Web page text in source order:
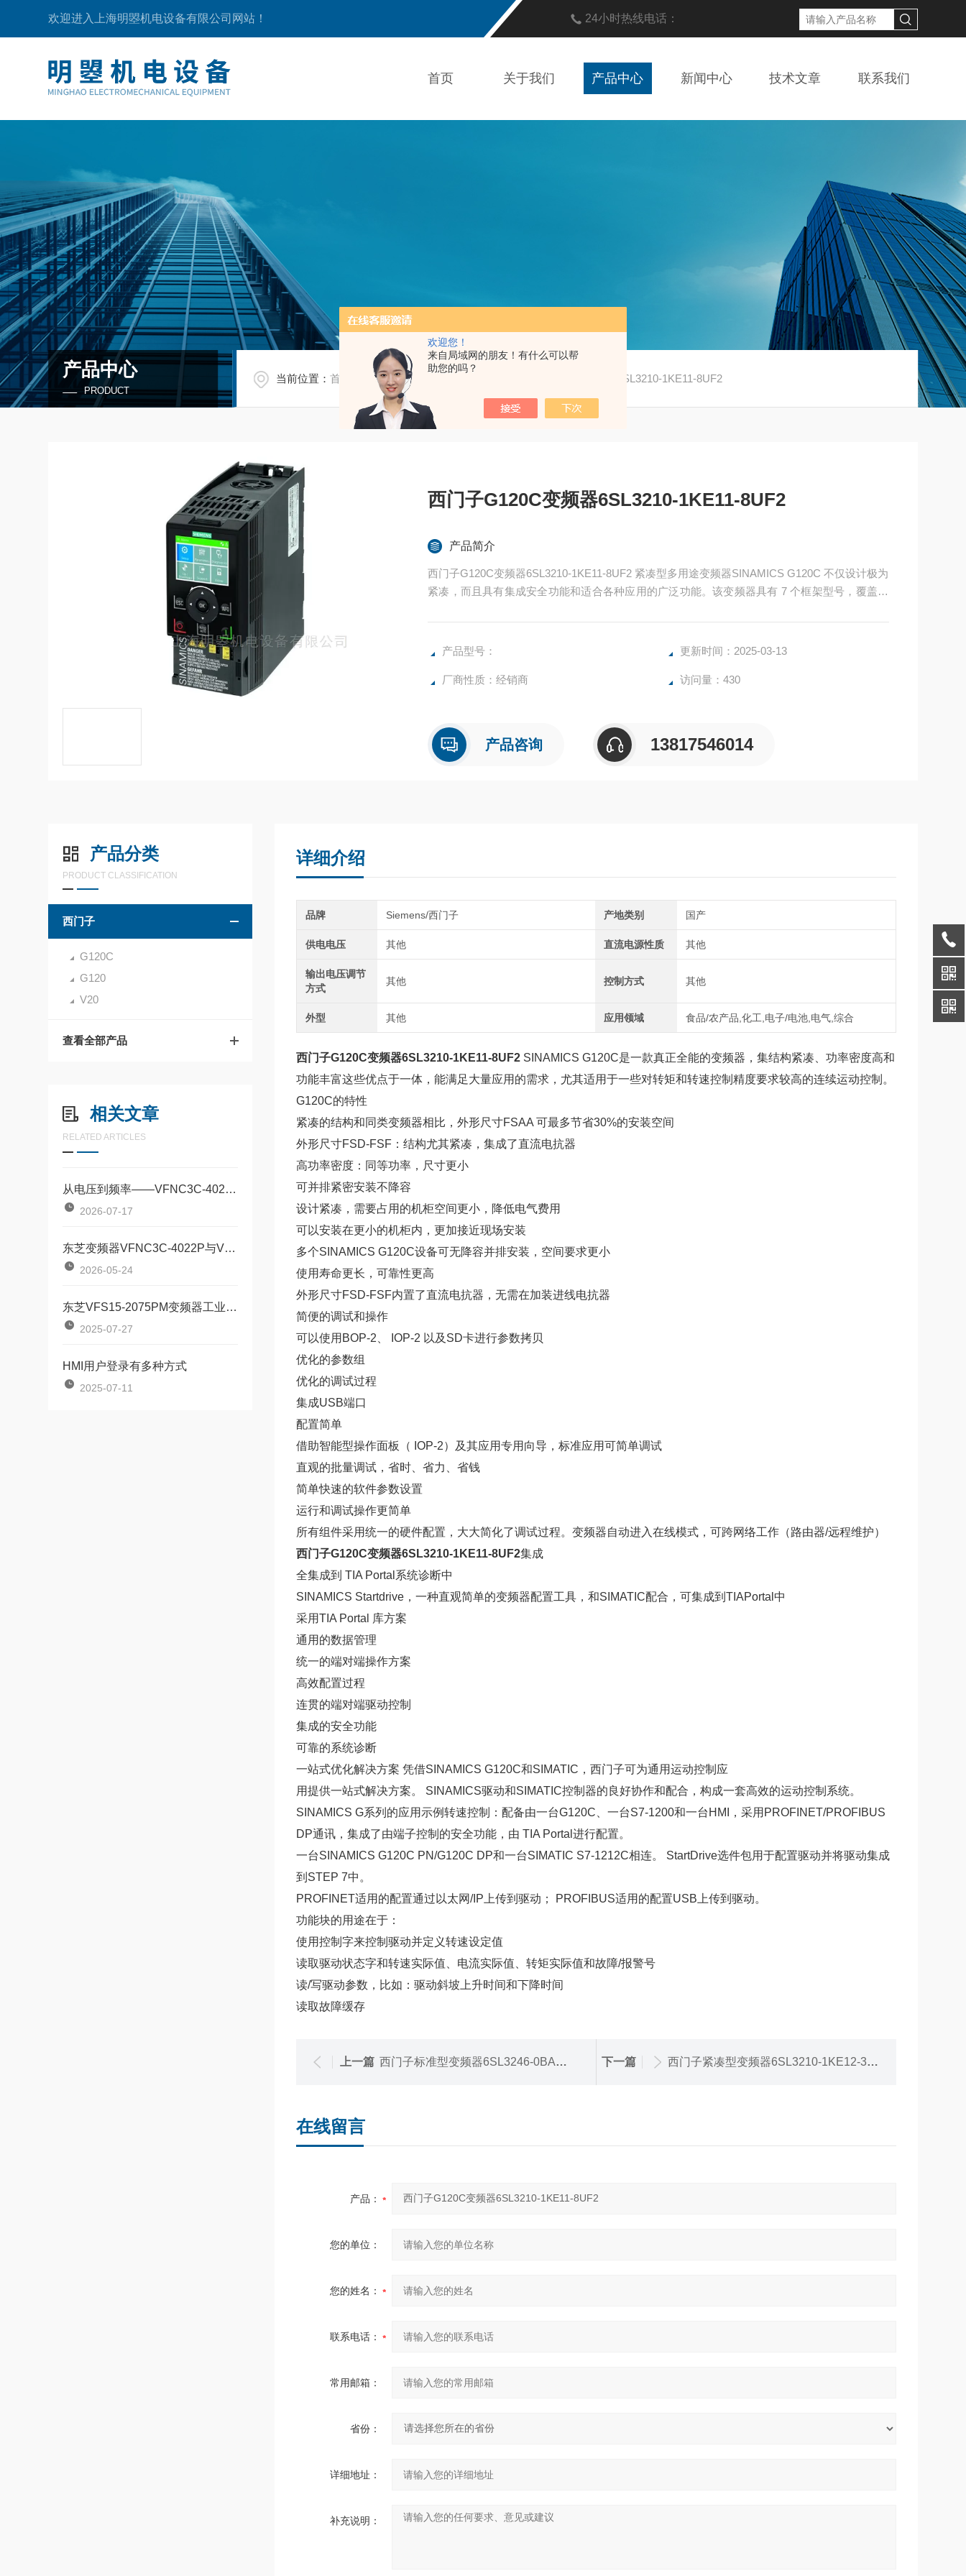
欢迎您！
来自局域网的朋友！有什么可以帮
助您的吗？
欢迎进入上海明曌机电设备有限公司网站！ 24小时热线电话：
首页 关于我们 产品中心 新闻中心 技术文章 联系我们
产品中心
PRODUCT
当前位置：首页 产品中心/ / 西门子G120C变频器6SL3210-1KE11-8UF2
西门子G120C变频器6SL3210-1KE11-8UF2
产品简介
西门子G120C变频器6SL3210-1KE11-8UF2 紧凑型多用途变频器SINAMICS G120C 不仅设计极为
紧凑，而且具有集成安全功能和适合各种应用的广泛功能。该变频器具有 7 个框架型号，覆盖了
产品型号： 更新时间：2025-03-13
厂商性质：经销商 访问量：430
产品咨询 13817546014
产品分类
PRODUCT CLASSIFICATION
西门子
G120C
G120
V20
查看全部产品
相关文章
RELATED ARTICLES
从电压到频率——VFNC3C-4022P关键指标解析
2026-07-17
东芝变频器VFNC3C-4022P与VFNC3C-4055P对比：两款定位器该如何按需选型？
2026-05-24
东芝VFS15-2075PM变频器工业动力系统的“智慧节能引擎”
2025-07-27
HMI用户登录有多种方式
2025-07-11
详细介绍
品牌 Siemens/西门子 产地类别 国产
供电电压 其他 直流电源性质 其他
输出电压调节
方式
其他 控制方式 其他
外型 其他 应用领域 食品/农产品,化工,电子/电池,电气,综合
西门子G120C变频器6SL3210-1KE11-8UF2SINAMICS G120C是一款真正全能的变频器，集结构紧凑、功率密度高和
功能丰富这些优点于一体，能满足大量应用的需求，尤其适用于一些对转矩和转速控制精度要求较高的连续运动控制。
G120C的特性
紧凑的结构和同类变频器相比，外形尺寸FSAA 可最多节省30%的安装空间
外形尺寸FSD-FSF：结构尤其紧凑，集成了直流电抗器
高功率密度：同等功率，尺寸更小
可并排紧密安装不降容
设计紧凑，需要占用的机柜空间更小，降低电气费用
可以安装在更小的机柜内，更加接近现场安装
多个SINAMICS G120C设备可无降容并排安装，空间要求更小
使用寿命更长，可靠性更高
外形尺寸FSD-FSF内置了直流电抗器，无需在加装进线电抗器
简便的调试和操作
可以使用BOP-2、 IOP-2 以及SD卡进行参数拷贝
优化的参数组
优化的调试过程
集成USB端口
配置简单
借助智能型操作面板（ IOP-2）及其应用专用向导，标准应用可简单调试
直观的批量调试，省时、省力、省钱
简单快速的软件参数设置
运行和调试操作更简单
所有组件采用统一的硬件配置，大大简化了调试过程。变频器自动进入在线模式，可跨网络工作（路由器/远程维护）
西门子G120C变频器6SL3210-1KE11-8UF2集成
全集成到 TIA Portal系统诊断中
SINAMICS Startdrive，一种直观简单的变频器配置工具，和SIMATIC配合，可集成到TIAPortal中
采用TIA Portal 库方案
通用的数据管理
统一的端对端操作方案
高效配置过程
连贯的端对端驱动控制
集成的安全功能
可靠的系统诊断
一站式优化解决方案 凭借SINAMICS G120C和SIMATIC，西门子可为通用运动控制应
用提供一站式解决方案。 SINAMICS驱动和SIMATIC控制器的良好协作和配合，构成一套高效的运动控制系统。
SINAMICS G系列的应用示例转速控制：配备由一台G120C、一台S7-1200和一台HMI，采用PROFINET/PROFIBUS
DP通讯，集成了由端子控制的安全功能，由 TIA Portal进行配置。
一台SINAMICS G120C PN/G120C DP和一台SIMATIC S7-1212C相连。 StartDrive选件包用于配置驱动并将驱动集成
到STEP 7中。
PROFINET适用的配置通过以太网/IP上传到驱动； PROFIBUS适用的配置USB上传到驱动。
功能块的用途在于：
使用控制字来控制驱动并定义转速设定值
读取驱动状态字和转速实际值、电流实际值、转矩实际值和故障/报警号
读/写驱动参数，比如：驱动斜坡上升时间和下降时间
读取故障缓存
上一篇 西门子标准型变频器6SL3246-0BA22-1CA0 下一篇 西门子紧凑型变频器6SL3210-1KE12-3UF2
在线留言
产品：
您的单位：
您的姓名：
联系电话：
常用邮箱：
省份：
详细地址：
补充说明：